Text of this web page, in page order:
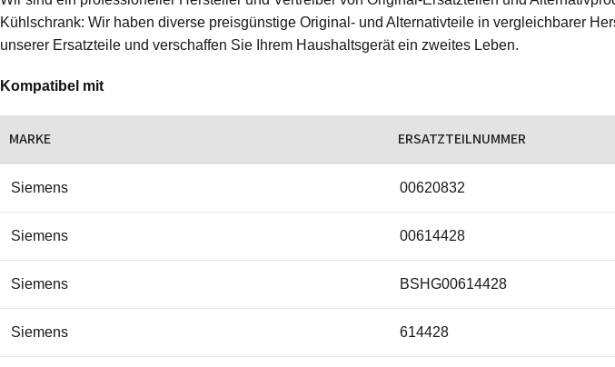
Kühlschrank: Wir haben diverse preisgünstige Original- und Alternativteile in vergleichbarer
unserer Ersatzteile und verschaffen Sie Ihrem Haushaltsgerät ein zweites Leben.
Kompatibel mit
MARKE ERSATZTEILNUMMER
Siemens 00620832
Siemens 00614428
Siemens BSHG00614428
Siemens 614428